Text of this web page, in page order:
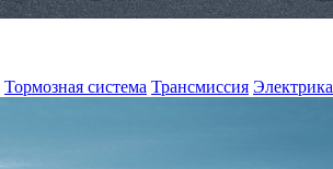
Тормозная система Трансмиссия Электрика